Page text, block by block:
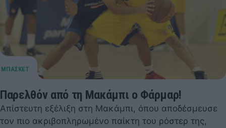
Παρελθόν από τη Μακάμπι ο Φάρμαρ!
Απίστευτη εξέλιξη στη Μακάμπι, όπου αποδέσμευσε
τον πιο ακριβοπληρωμένο παίκτη του ρόστερ της,